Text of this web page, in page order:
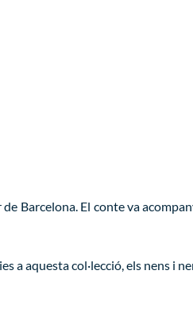
Barcelona. El conte va
aquesta col·lecció, els nens i